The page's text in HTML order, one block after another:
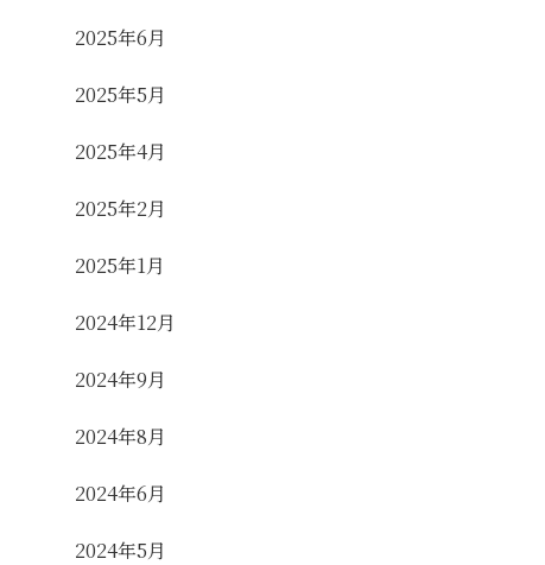
2025年6月
2025年5月
2025年4月
2025年2月
2025年1月
2024年12月
2024年9月
2024年8月
2024年6月
2024年5月